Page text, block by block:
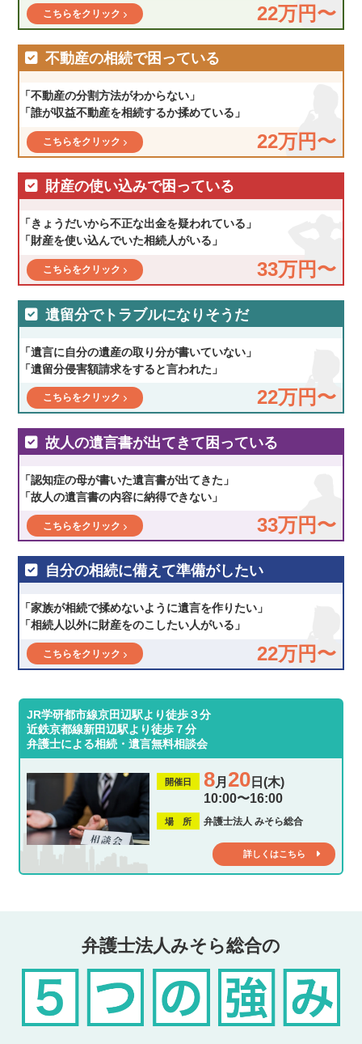
22万円〜
こちらをクリック
不動産の相続で困っている
「不動産の分割方法がわからない」
「誰が収益不動産を相続するか揉めている」
22万円〜
こちらをクリック
財産の使い込みで困っている
「きょうだいから不正な出金を疑われている」
「財産を使い込んでいた相続人がいる」
33万円〜
こちらをクリック
遺留分でトラブルになりそうだ
「遺言に自分の遺産の取り分が書いていない」
「遺留分侵害額請求をすると言われた」
22万円〜
こちらをクリック
故人の遺言書が出てきて困っている
「認知症の母が書いた遺言書が出てきた」
「故人の遺言書の内容に納得できない」
33万円〜
こちらをクリック
自分の相続に備えて準備がしたい
「家族が相続で揉めないように遺言を作りたい」
「相続人以外に財産をのこしたい人がいる」
22万円〜
こちらをクリック
JR学研都市線京田辺駅より徒歩３分
近鉄京都線新田辺駅より徒歩７分
弁護士による相続・遺言無料相談会
開催日 8月 20日(木)
10:00〜16:00
場 所 弁護士法人 みそら総合
詳しくはこちら
弁護士法人みそら総合の